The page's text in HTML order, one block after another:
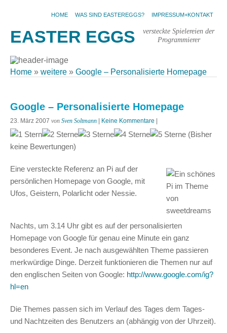
HOME WAS SIND EASTEREGGS? IMPRESSUM+KONTAKT
EASTER EGGS
versteckte Spielereien der
Programmierer
Home » weitere » Google – Personalisierte Homepage
Google – Personalisierte Homepage
23. März 2007 von Sven Soltmann Keine Kommentare
(Bisher
keine Bewertungen)
Eine versteckte Referenz an Pi auf der
persönlichen Homepage von Google, mit
Ufos, Geistern, Polarlicht oder Nessie.
Nachts, um 3.14 Uhr gibt es auf der personalisierten
Homepage von Google für genau eine Minute ein ganz
besonderes Event. Je nach ausgewählten Theme passieren
merkwürdige Dinge. Derzeit funktionieren die Themen nur auf
den englischen Seiten von Google: http://www.google.com/ig?
hl=en
Die Themes passen sich im Verlauf des Tages dem Tages-
und Nachtzeiten des Benutzers an (abhängig von der Uhrzeit).